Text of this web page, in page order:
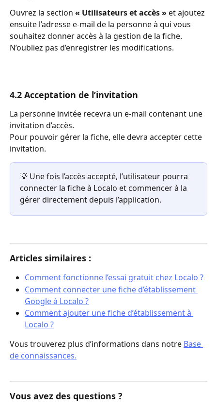
Ouvrez la section « Utilisateurs et accès » et ajoutez
ensuite l’adresse e-mail de la personne à qui vous
souhaitez donner accès à la gestion de la fiche.
N’oubliez pas d’enregistrer les modifications.
4.2 Acceptation de l’invitation
La personne invitée recevra un e-mail contenant une
invitation d’accès.
Pour pouvoir gérer la fiche, elle devra accepter cette
invitation.
💡 Une fois l’accès accepté, l’utilisateur pourra
connecter la fiche à Localo et commencer à la
gérer directement depuis l’application.
Articles similaires :
Comment fonctionne l’essai gratuit chez Localo ?
Comment connecter une fiche d’établissement
Google à Localo ?
Comment ajouter une fiche d’établissement à
Localo ?
Vous trouverez plus d’informations dans notre Base
de connaissances.
Vous avez des questions ?